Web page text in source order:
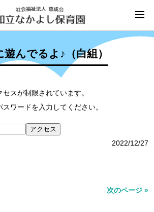
遊んでるよ♪（白組）
スが制限されています。
ワードを入力してください。
2022/12/27
次のページ »